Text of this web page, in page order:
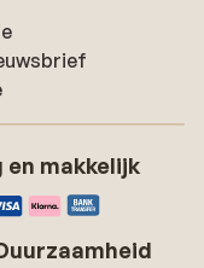
en makkelijk